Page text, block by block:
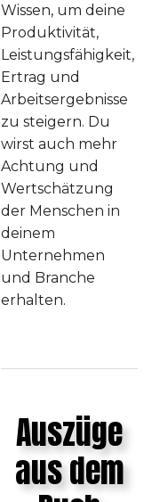
"Handle immer
gemäß deiner
Wertvorstellungen!"
10
"Nichts ändert
sich, wenn du
dich nicht
änderst!"
11
12
Wissen, um deine
Produktivität,
Leistungsfähigkeit,
Ertrag und
Arbeitsergebnisse
zu steigern. Du
wirst auch mehr
Achtung und
Wertschätzung
der Menschen in
deinem
Unternehmen
und Branche
erhalten.
Auszüge
aus dem